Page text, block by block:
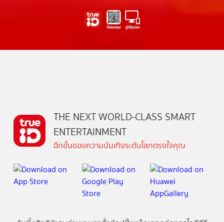
THE NEXT WORLD-CLASS SMART
ENTERTAINMENT
อีกขั้นของความบันเทิงระดับโลกตรงใจคุณ